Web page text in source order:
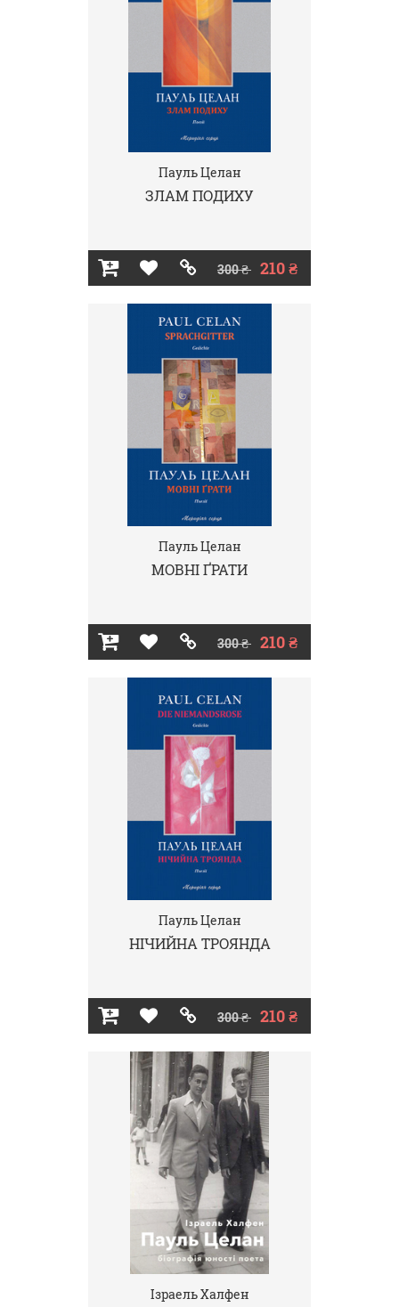
Пауль Целан
ЗЛАМ ПОДИХУ
300 ₴ 210 ₴
Пауль Целан
МОВНІ ҐРАТИ
300 ₴ 210 ₴
Пауль Целан
НІЧИЙНА ТРОЯНДА
300 ₴ 210 ₴
Ізраель Халфен